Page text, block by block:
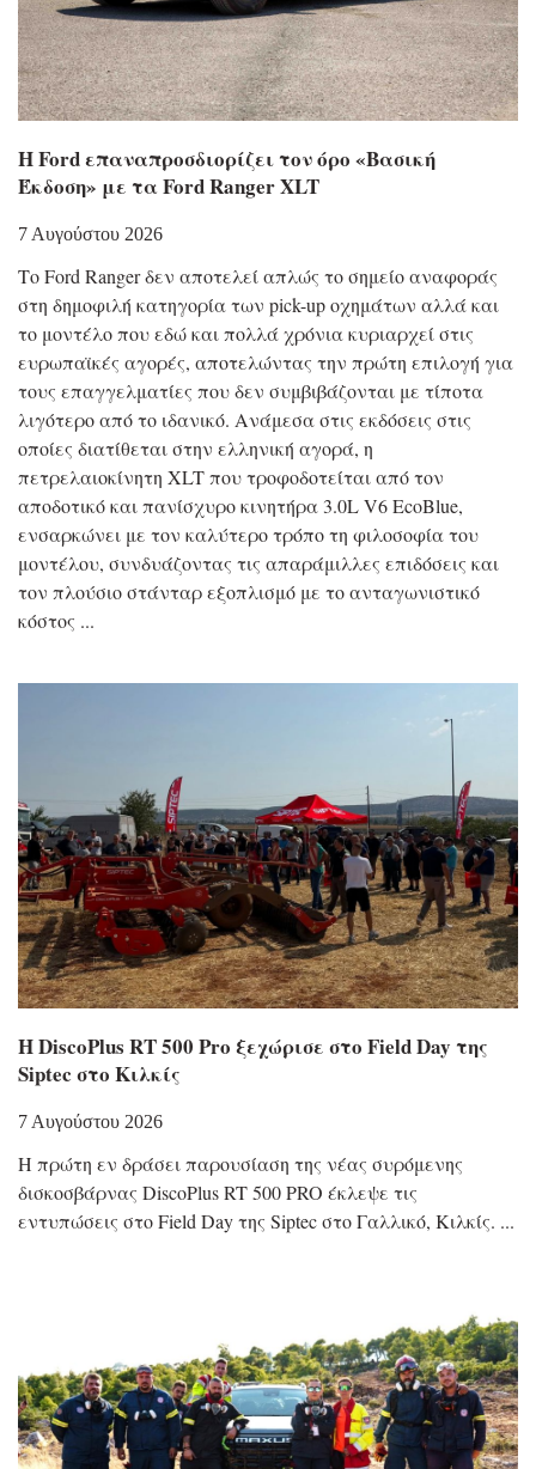
Η Ford επαναπροσδιορίζει τον όρο «Βασική
Έκδοση» με τα Ford Ranger XLT
7 Αυγούστου 2026
Το Ford Ranger δεν αποτελεί απλώς το σημείο αναφοράς
στη δημοφιλή κατηγορία των pick-up οχημάτων αλλά και
το μοντέλο που εδώ και πολλά χρόνια κυριαρχεί στις
ευρωπαϊκές αγορές, αποτελώντας την πρώτη επιλογή για
τους επαγγελματίες που δεν συμβιβάζονται με τίποτα
λιγότερο από το ιδανικό. Ανάμεσα στις εκδόσεις στις
οποίες διατίθεται στην ελληνική αγορά, η
πετρελαιοκίνητη XLT που τροφοδοτείται από τον
αποδοτικό και πανίσχυρο κινητήρα 3.0L V6 EcoBlue,
ενσαρκώνει με τον καλύτερο τρόπο τη φιλοσοφία του
μοντέλου, συνδυάζοντας τις απαράμιλλες επιδόσεις και
τον πλούσιο στάνταρ εξοπλισμό με το ανταγωνιστικό
κόστος
Η DiscoPlus RT 500 Pro ξεχώρισε στο Field Day της
Siptec στο Κιλκίς
7 Αυγούστου 2026
Η πρώτη εν δράσει παρουσίαση της νέας συρόμενης
δισκοσβάρνας DiscoPlus RT 500 PRO έκλεψε τις
εντυπώσεις στο Field Day της Siptec στο Γαλλικό, Κιλκίς.